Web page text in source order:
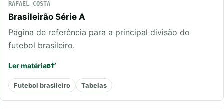
RAFAEL COSTA
Brasileirão Série A
Página de referência para a principal divisão do
futebol brasileiro.
Ler matéria
Futebol brasileiro Tabelas